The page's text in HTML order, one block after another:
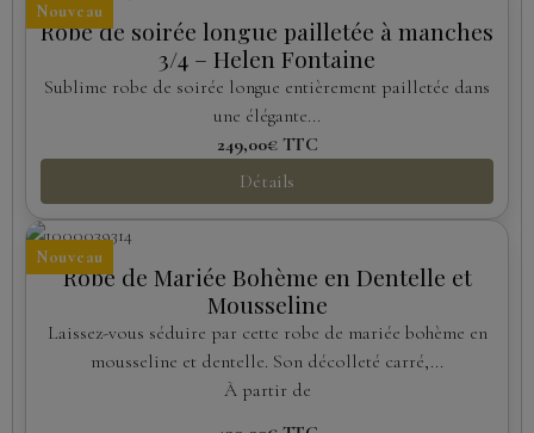
Nouveau
Robe de soirée longue pailletée à manches
3/4 – Helen Fontaine
Sublime robe de soirée longue entièrement pailletée dans
une élégante...
249,00€ TTC
Détails
Nouveau
Robe de Mariée Bohème en Dentelle et
Mousseline
Laissez-vous séduire par cette robe de mariée bohème en
mousseline et dentelle. Son décolleté carré,...
À partir de